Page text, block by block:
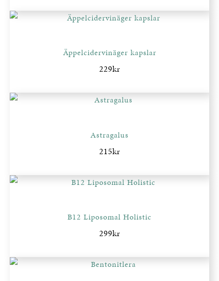
Äppelcidervinäger kapslar
229kr
Astragalus
215kr
B12 Liposomal Holistic
299kr